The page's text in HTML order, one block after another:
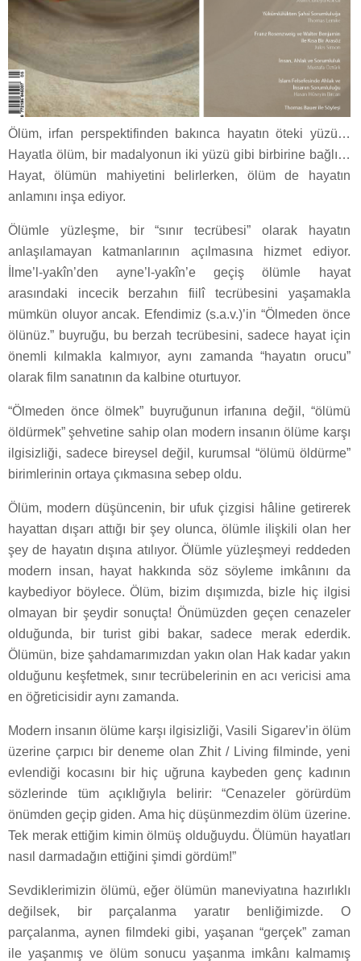
Ölüm, irfan perspektifinden bakınca hayatın öteki yüzü…
Hayatla ölüm, bir madalyonun iki yüzü gibi birbirine bağlı…
Hayat, ölümün mahiyetini belirlerken, ölüm de hayatın
anlamını inşa ediyor.
Ölümle yüzleşme, bir “sınır tecrübesi” olarak hayatın
anlaşılamayan katmanlarının açılmasına hizmet ediyor.
İlme’l-yakîn’den ayne’l-yakîn’e geçiş ölümle hayat
arasındaki incecik berzahın fiilî tecrübesini yaşamakla
mümkün oluyor ancak. Efendimiz (s.a.v.)’in “Ölmeden önce
ölünüz.” buyruğu, bu berzah tecrübesini, sadece hayat için
önemli kılmakla kalmıyor, aynı zamanda “hayatın orucu”
olarak film sanatının da kalbine oturtuyor.
“Ölmeden önce ölmek” buyruğunun irfanına değil, “ölümü
öldürmek” şehvetine sahip olan modern insanın ölüme karşı
ilgisizliği, sadece bireysel değil, kurumsal “ölümü öldürme”
birimlerinin ortaya çıkmasına sebep oldu.
Ölüm, modern düşüncenin, bir ufuk çizgisi hâline getirerek
hayattan dışarı attığı bir şey olunca, ölümle ilişkili olan her
şey de hayatın dışına atılıyor. Ölümle yüzleşmeyi reddeden
modern insan, hayat hakkında söz söyleme imkânını da
kaybediyor böylece. Ölüm, bizim dışımızda, bizle hiç ilgisi
olmayan bir şeydir sonuçta! Önümüzden geçen cenazeler
olduğunda, bir turist gibi bakar, sadece merak ederdik.
Ölümün, bize şahdamarımızdan yakın olan Hak kadar yakın
olduğunu keşfetmek, sınır tecrübelerinin en acı vericisi ama
en öğreticisidir aynı zamanda.
Modern insanın ölüme karşı ilgisizliği, Vasili Sigarev’in ölüm
üzerine çarpıcı bir deneme olan Zhit / Living filminde, yeni
evlendiği kocasını bir hiç uğruna kaybeden genç kadının
sözlerinde tüm açıklığıyla belirir: “Cenazeler görürdüm
önümden geçip giden. Ama hiç düşünmezdim ölüm üzerine.
Tek merak ettiğim kimin ölmüş olduğuydu. Ölümün hayatları
nasıl darmadağın ettiğini şimdi gördüm!”
Sevdiklerimizin ölümü, eğer ölümün maneviyatına hazırlıklı
değilsek, bir parçalanma yaratır benliğimizde. O
parçalanma, aynen filmdeki gibi, yaşanan “gerçek” zaman
ile yaşanmış ve ölüm sonucu yaşanma imkânı kalmamış